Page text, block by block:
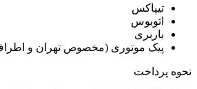
تیپاکس
اتوبوس
باربری
پیک موتوری (مخصوص تهران و
نحوه پرداخت